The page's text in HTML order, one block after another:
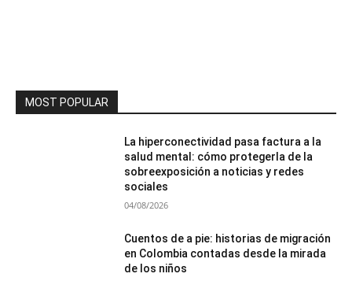
MOST POPULAR
La hiperconectividad pasa factura a la
salud mental: cómo protegerla de la
sobreexposición a noticias y redes
sociales
04/08/2026
Cuentos de a pie: historias de migración
en Colombia contadas desde la mirada
de los niños